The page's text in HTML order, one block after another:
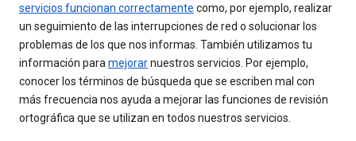
servicios funcionan correctamente como, por ejemplo, realizar
un seguimiento de las interrupciones de red o solucionar los
problemas de los que nos informas. También utilizamos tu
información para mejorarnuestros servicios. Por ejemplo,
conocer los términos de búsqueda que se escriben mal con
más frecuencia nos ayuda a mejorar las funciones de revisión
ortográfica que se utilizan en todos nuestros servicios.